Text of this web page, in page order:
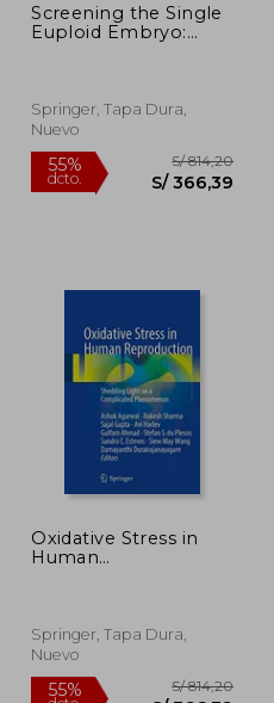
Screening the Single
Euploid Embryo:
Springer, Tapa Dura,
Nuevo
Oxidative Stress in
Human
Phenomenon
(Springerbriefs in
Biology)
Springer, Tapa Dura,
Nuevo